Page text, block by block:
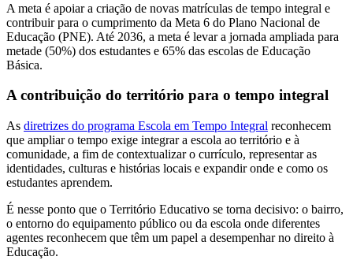
A meta é apoiar a criação de novas matrículas de tempo integral e
contribuir para o cumprimento da Meta 6 do Plano Nacional de
Educação (PNE). Até 2036, a meta é levar a jornada ampliada para
metade (50%) dos estudantes e 65% das escolas de Educação
Básica.
A contribuição do território para o tempo integral
As diretrizes do programa Escola em Tempo Integral reconhecem
que ampliar o tempo exige integrar a escola ao território e à
comunidade, a fim de contextualizar o currículo, representar as
identidades, culturas e histórias locais e expandir onde e como os
estudantes aprendem.
É nesse ponto que o Território Educativo se torna decisivo: o bairro,
o entorno do equipamento público ou da escola onde diferentes
agentes reconhecem que têm um papel a desempenhar no direito à
Educação.